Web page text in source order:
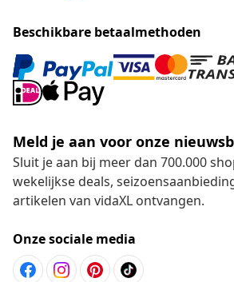
Beschikbare betaalmethoden
Meld je aan voor onze
Sluit je aan bij meer dan 700.000
wekelijkse deals,
artikelen van vidaXL ontvangen.
Onze sociale media